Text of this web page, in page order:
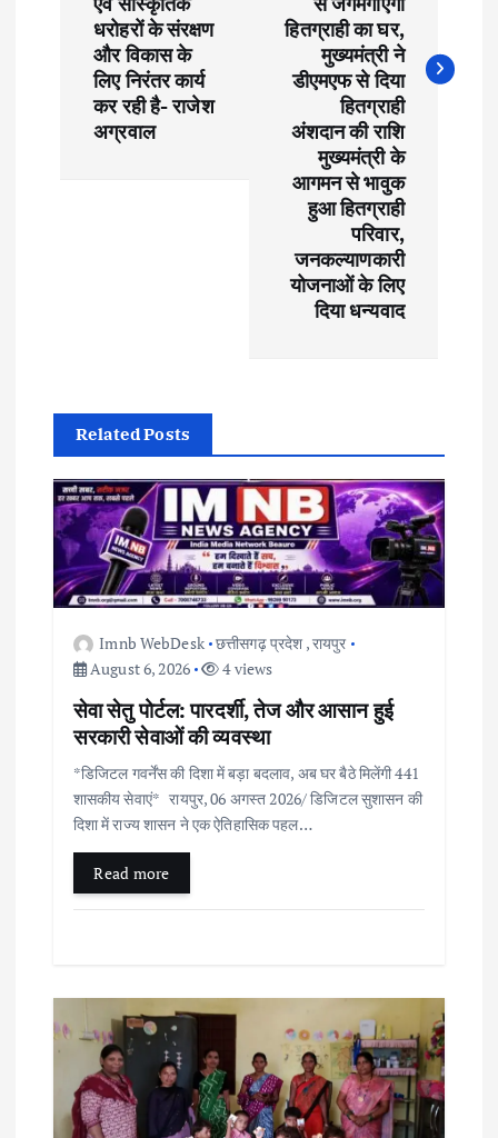
o
n
धरोहरों के संरक्षण
और विकास के
लिए निरंतर कार्य
कर रही है- राजेश
अग्रवाल
हितग्राही का घर,
मुख्यमंत्री ने
डीएमएफ से दिया
हितग्राही
अंशदान की राशि
मुख्यमंत्री के
आगमन से भावुक
हुआ हितग्राही
परिवार,
जनकल्याणकारी
योजनाओं के लिए
दिया धन्यवाद
Related Posts
Imnb WebDesk छत्तीसगढ़ प्रदेश ,रायपुर
August 6, 2026
4 views
सेवा सेतु पोर्टल: पारदर्शी, तेज और आसान हुई
सरकारी सेवाओं की व्यवस्था
*डिजिटल गवर्नेंस की दिशा में बड़ा बदलाव, अब घर बैठे मिलेंगी 441
शासकीय सेवाएं* रायपुर, 06 अगस्त 2026/ डिजिटल सुशासन की
दिशा में राज्य शासन ने एक ऐतिहासिक पहल…
Read more